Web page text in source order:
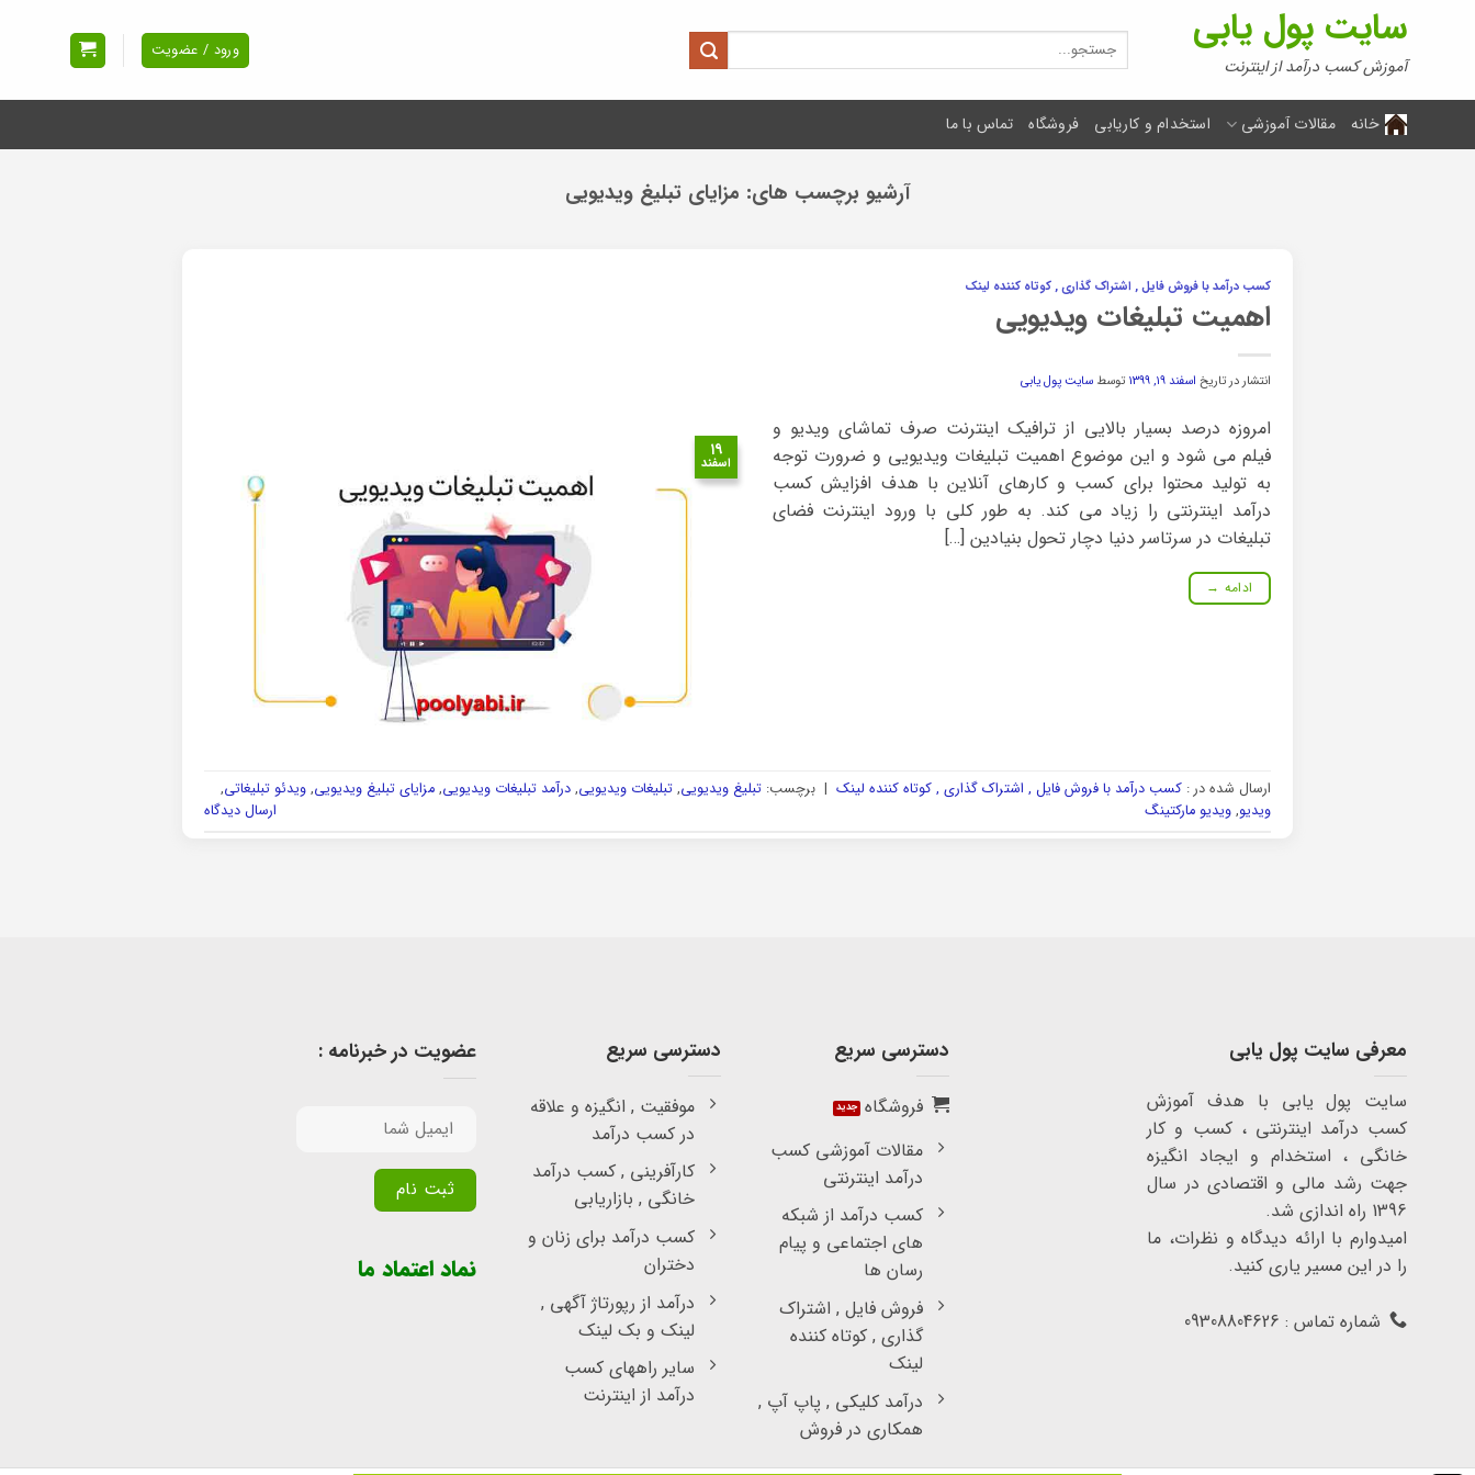
سایت پول یابی
آموزش کسب درآمد از اینترنت
جستجو
برای:
ورود / عضویت
خانه مقالات آموزشی استخدام و کاریابی فروشگاه تماس با ما
آرشیو برچسب های: مزایای تبلیغ ویدیویی
کسب درآمد با فروش فایل , اشتراک گذاری , کوتاه کننده لینک
اهمیت تبلیغات ویدیویی
انتشار در تاریخ اسفند ۱۹, ۱۳۹۹ توسطسایت پول یابی
۱۹
اسفند
امروزه درصد بسیار بالایی از ترافیک اینترنت صرف تماشای ویدیو و
فیلم می شود و این موضوع اهمیت تبلیغات ویدیویی و ضرورت توجه
به تولید محتوا برای کسب و کارهای آنلاین با هدف افزایش کسب
درآمد اینترنتی را زیاد می کند. به طور کلی با ورود اینترنت فضای
تبلیغات در سرتاسر دنیا دچار تحول بنیادین […]
ادامه →
ارسال شده در :کسب درآمد با فروش فایل , اشتراک گذاری , کوتاه کننده لینک | برچسب:تبلیغ ویدیویی,تبلیغات ویدیویی,درآمد تبلیغات ویدیویی,مزایای تبلیغ ویدیویی,ویدئو تبلیغاتی,
ویدیو,ویدیو مارکتینگ ارسال دیدگاه
معرفی سایت پول یابی
سایت پول یابی با هدف آموزش
کسب درآمد اینترنتی ، کسب و کار
خانگی ، استخدام و ایجاد انگیزه
جهت رشد مالی و اقتصادی در سال
1396 راه اندازی شد.
امیدوارم با ارائه دیدگاه و نظرات، ما
را در این مسیر یاری کنید.
شماره تماس : 09308804626
دسترسی سریع
فروشگاه
مقالات آموزشی کسب
درآمد اینترنتی
کسب درآمد از شبکه
های اجتماعی و پیام
رسان ها
فروش فایل , اشتراک
گذاری , کوتاه کننده
لینک
درآمد کلیکی , پاپ آپ ,
همکاری در فروش
دسترسی سریع
موفقیت , انگیزه و علاقه
در کسب درآمد
کارآفرینی , کسب درآمد
خانگی , بازاریابی
کسب درآمد برای زنان و
دختران
درآمد از رپورتاژ آگهی ,
لینک و بک لینک
سایر راههای کسب
درآمد از اینترنت
عضویت در خبرنامه :
نماد اعتماد ما